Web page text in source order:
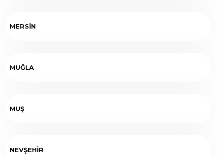
MERSİN
MUĞLA
MUŞ
NEVŞEHİR